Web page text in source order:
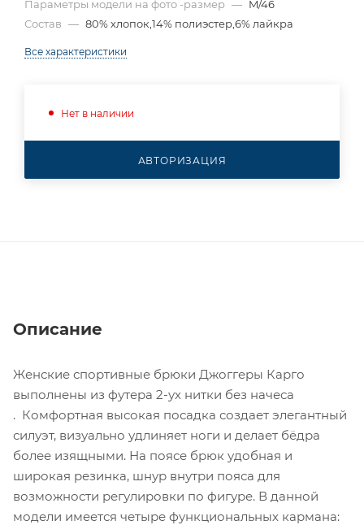
Параметры модели на фото -размер — M/46
Состав — 80% хлопок,14% полиэстер,6% лайкра
Все характеристики
Нет в наличии
АВТОРИЗАЦИЯ
Описание
Женские спортивные брюки Джоггеры Карго
выполнены из футера 2-ух нитки без начеса
. Комфортная высокая посадка создает элегантный
силуэт, визуально удлиняет ноги и делает бёдра
более изящными. На поясе брюк удобная и
широкая резинка, шнур внутри пояса для
возможности регулировки по фигуре. В данной
модели имеется четыре функциональных кармана: